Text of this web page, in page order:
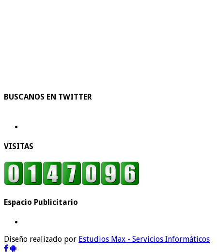
BUSCANOS EN TWITTER
VISITAS
Espacio Publicitario
Diseño realizado por Estudios Max - Servicios Informáticos